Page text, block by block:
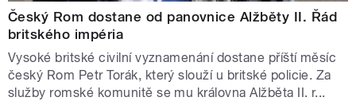
Český Rom dostane od panovnice Alžběty II. Řád
britského impéria
Vysoké britské civilní vyznamenání dostane příští měsíc
český Rom Petr Torák, který slouží u britské policie. Za
služby romské komunitě se mu královna Alžběta II. r...